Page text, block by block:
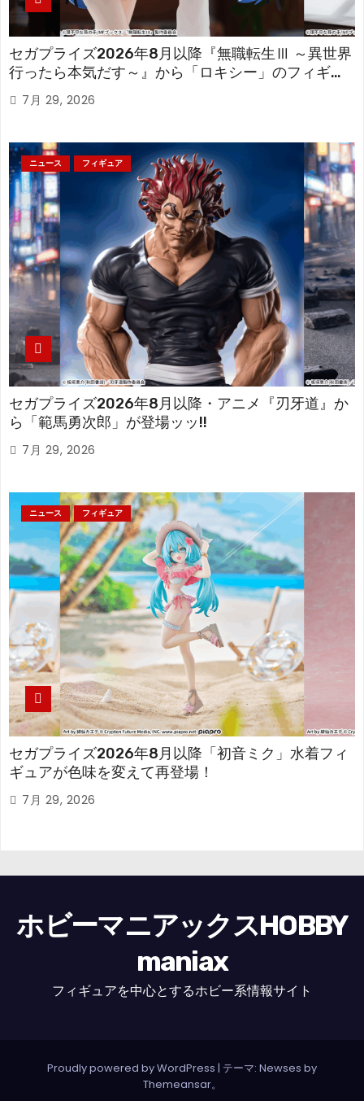
セガプライズ2026年8月以降『無職転生Ⅲ ～異世界
行ったら本気だす～』から「ロキシー」のフィギュ
アが登場！
7月 29, 2026
ニュース フィギュア
セガプライズ2026年8月以降・アニメ『刃牙道』か
ら「範馬勇次郎」が登場ッッ!!
7月 29, 2026
ニュース フィギュア
セガプライズ2026年8月以降「初音ミク」水着フィ
ギュアが色味を変えて再登場！
7月 29, 2026
ホビーマニアックスHOBBY
maniax
フィギュアを中心とするホビー系情報サイト
Proudly powered by WordPress | テーマ: Newses by
Themeansar。